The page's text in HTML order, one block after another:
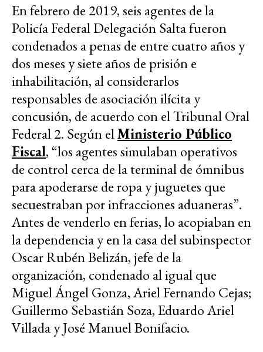
En febrero de 2019, seis agentes de la
Policía Federal Delegación Salta fueron
condenados a penas de entre cuatro años y
dos meses y siete años de prisión e
inhabilitación, al considerarlos
responsables de asociación ilícita y
concusión, de acuerdo con el Tribunal Oral
Federal 2. Según elMinisterio Público
Fiscal, “los agentes simulaban operativos
de control cerca de la terminal de ómnibus
para apoderarse de ropa y juguetes que
secuestraban por infracciones aduaneras”.
Antes de venderlo en ferias, lo acopiaban en
la dependencia y en la casa del subinspector
Oscar Rubén Belizán, jefe de la
organización, condenado al igual que
Miguel Ángel Gonza, Ariel Fernando Cejas;
Guillermo Sebastián Soza, Eduardo Ariel
Villada y José Manuel Bonifacio.